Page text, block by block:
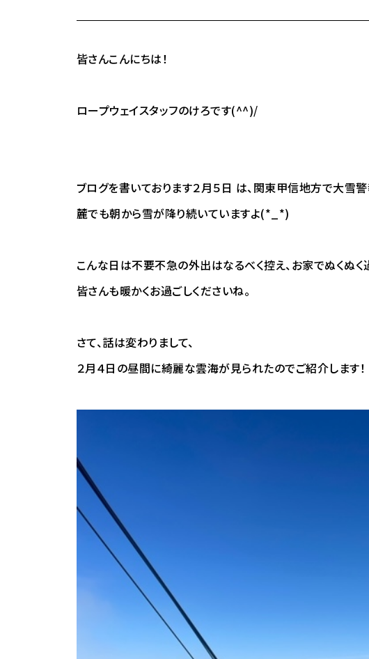
皆さんこんにちは！
ロープウェイスタッフのけろです(^^)/
ブログを書いております２月５日 は、関東甲信地方で大雪
麓でも朝から雪が降り続いていますよ(*_*)
こんな日は不要不急の外出はなるべく控え、お家でぬくぬく
皆さんも暖かくお過ごしくださいね。
さて、話は変わりまして、
２月４日の昼間に綺麗な雲海が見られたのでご紹介します！